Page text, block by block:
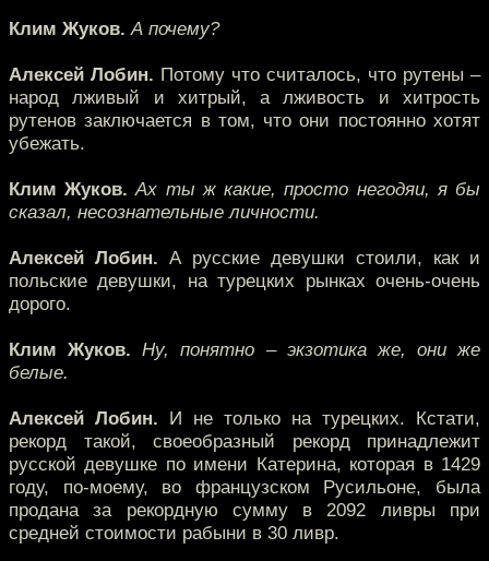
Клим Жуков. А почему?
Алексей Лобин. Потому что считалось, что рутены –
народ лживый и хитрый, а лживость и хитрость
рутенов заключается в том, что они постоянно хотят
убежать.
Клим Жуков. Ах ты ж какие, просто негодяи, я бы
сказал, несознательные личности.
Алексей Лобин. А русские девушки стоили, как и
польские девушки, на турецких рынках очень-очень
дорого.
Клим Жуков. Ну, понятно – экзотика же, они же
белые.
Алексей Лобин. И не только на турецких. Кстати,
рекорд такой, своеобразный рекорд принадлежит
русской девушке по имени Катерина, которая в 1429
году, по-моему, во французском Русильоне, была
продана за рекордную сумму в 2092 ливры при
средней стоимости рабыни в 30 ливр.